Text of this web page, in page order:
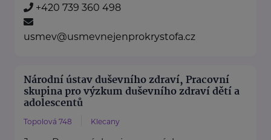
+420 739 360 498
usmev@usmevnejenprokrystofa.cz
Národní ústav duševního zdraví, Pracovní
skupina pro výzkum duševního zdraví dětí a
adolescentů
Topolová 748 Klecany